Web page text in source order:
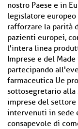
nostro Paese e in
legislatore europeo
rafforzare la parità
pazienti europei,
l'intera linea
Imprese e del
partecipando
farmaceutica Ue
sottosegretario alla
imprese del settore
intervenuti in sede
consapevole di